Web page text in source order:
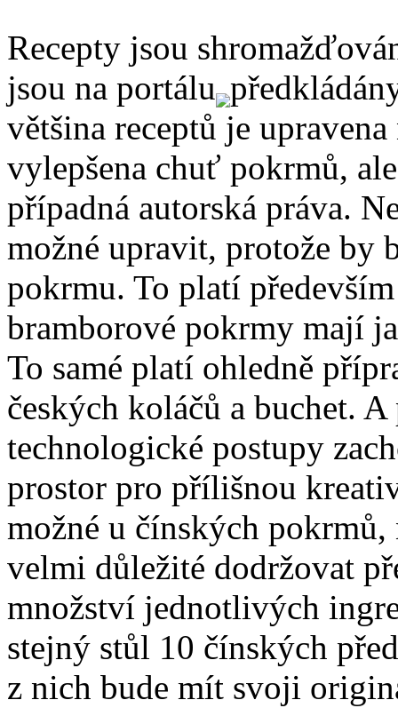
Recepty jsou
jsou na portálu
většina receptů je
vylepšena chuť pokrmů,
případná autorská práva.
možné upravit, protože by
pokrmu. To platí
bramborové pokrmy mají
To samé platí ohledně
českých koláčů a buchet.
technologické postupy
prostor pro přílišnou
možné u čínských
velmi důležité dodržovat
množství jednotlivých
stejný stůl 10 čínských
z nich bude mít svoji